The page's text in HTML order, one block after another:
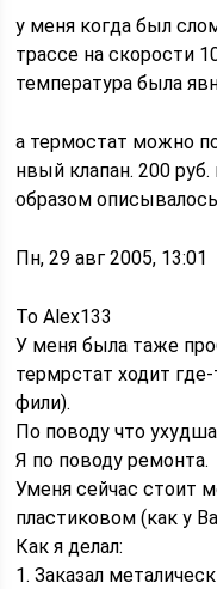
у меня когда был
трассе на скорости
температура была
а термостат можно
нвый клапан. 200
образом
Пн, 29 авг 2005, 13:01
To Alex133
У меня была таже
термрстат ходит
фили).
По поводу что
Я по поводу ремонта.
Уменя сейчас стоит
пластиковом (как у
Как я делал:
1. Заказал